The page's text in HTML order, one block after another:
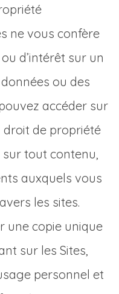
ne vous confère
d’intérêt sur un
ou des
accéder sur
droit de propriété
tout contenu,
auxquels vous
les sites.
une copie unique
sur les Sites,
personnel et